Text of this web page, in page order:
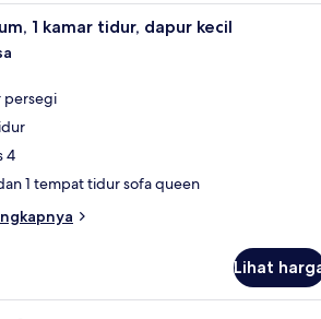
Kondominium, 1 kamar tidur,
1 kamar tidur, dapur kecil
persegi
4
1 tempat tidur sofa queen
Lihat